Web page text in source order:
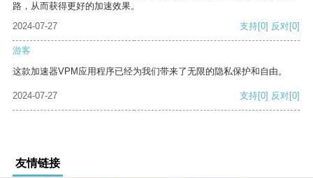
路，从而获得更好的加速效果。
2024-07-27
支持[0] 反对[0]
游客
这款加速器VPM应用程序已经为我们带来了无限的隐私保护和自由。
2024-07-27 支持[0] 反对[0]
友情链接